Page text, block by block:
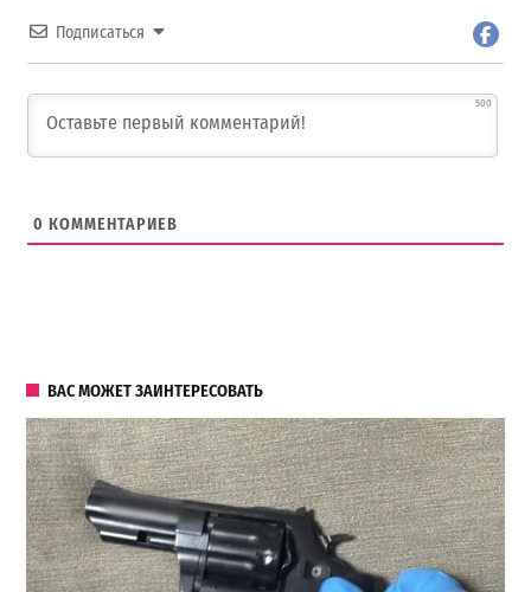
Подписаться
500
0 КОММЕНТАРИЕВ
ВАС МОЖЕТ ЗАИНТЕРЕСОВАТЬ